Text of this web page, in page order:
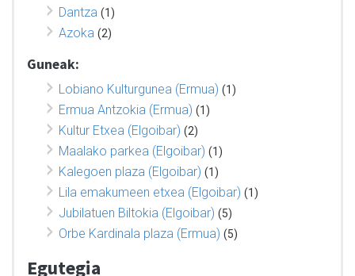
Dantza (1)
Azoka (2)
Guneak:
Lobiano Kulturgunea (Ermua) (1)
Ermua Antzokia (Ermua) (1)
Kultur Etxea (Elgoibar) (2)
Maalako parkea (Elgoibar) (1)
Kalegoen plaza (Elgoibar) (1)
Lila emakumeen etxea (Elgoibar) (1)
Jubilatuen Biltokia (Elgoibar) (5)
Orbe Kardinala plaza (Ermua) (5)
Egutegia